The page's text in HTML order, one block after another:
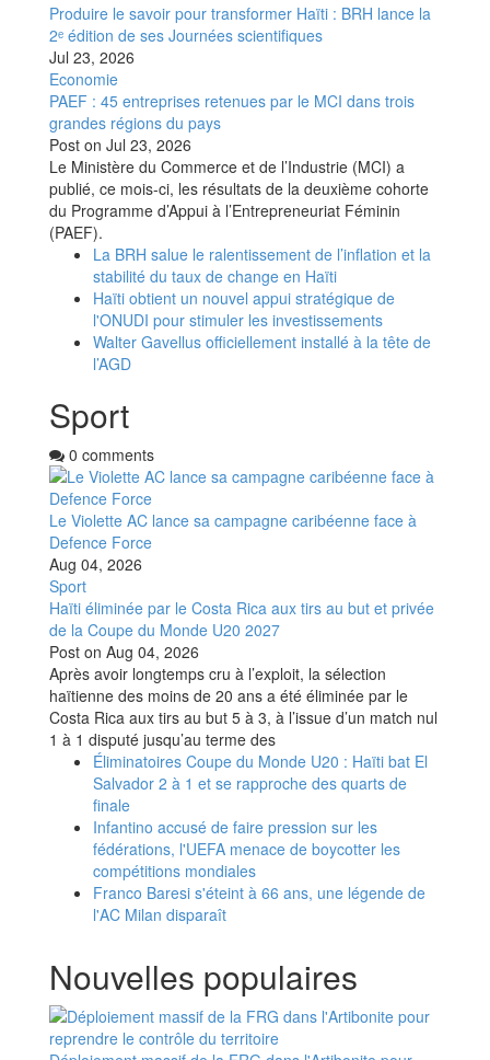
Produire le savoir pour transformer Haïti : BRH lance la
2ᵉ édition de ses Journées scientifiques
Jul 23, 2026
Economie
PAEF : 45 entreprises retenues par le MCI dans trois
grandes régions du pays
Post on Jul 23, 2026
Le Ministère du Commerce et de l’Industrie (MCI) a
publié, ce mois-ci, les résultats de la deuxième cohorte
du Programme d’Appui à l’Entrepreneuriat Féminin
(PAEF).
La BRH salue le ralentissement de l’inflation et la
stabilité du taux de change en Haïti
Haïti obtient un nouvel appui stratégique de
l'ONUDI pour stimuler les investissements
Walter Gavellus officiellement installé à la tête de
l’AGD
Sport
0 comments
Le Violette AC lance sa campagne caribéenne face à
Defence Force
Aug 04, 2026
Sport
Haïti éliminée par le Costa Rica aux tirs au but et privée
de la Coupe du Monde U20 2027
Post on Aug 04, 2026
Après avoir longtemps cru à l’exploit, la sélection
haïtienne des moins de 20 ans a été éliminée par le
Costa Rica aux tirs au but 5 à 3, à l’issue d’un match nul
1 à 1 disputé jusqu’au terme des
Éliminatoires Coupe du Monde U20 : Haïti bat El
Salvador 2 à 1 et se rapproche des quarts de
finale
Infantino accusé de faire pression sur les
fédérations, l'UEFA menace de boycotter les
compétitions mondiales
Franco Baresi s'éteint à 66 ans, une légende de
l'AC Milan disparaît
Nouvelles populaires